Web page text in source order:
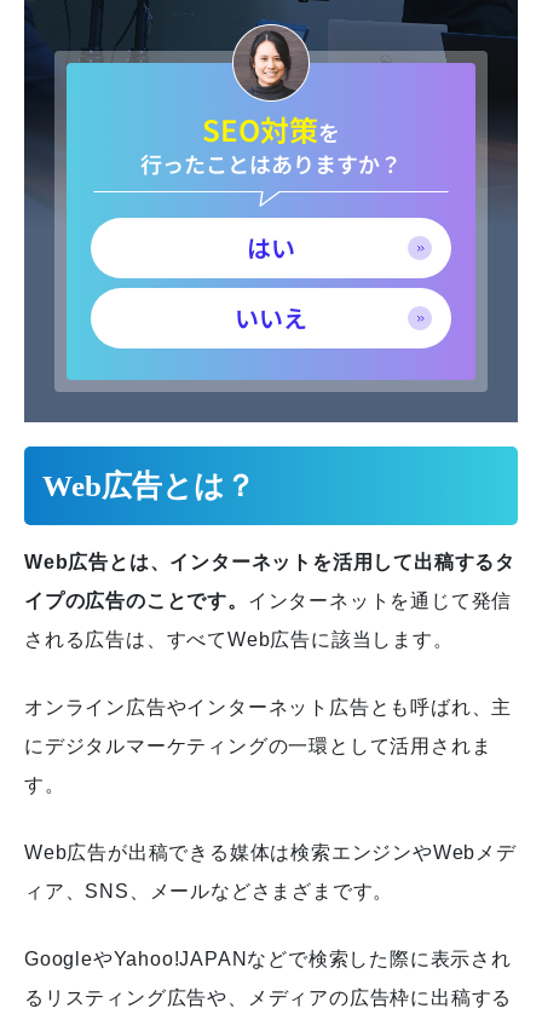
SEO対策を
行ったことはありますか？
はい
いいえ
Web広告とは？
Web広告とは、インターネットを活用して出稿するタ
イプの広告のことです。 インターネットを通じて発信
される広告は、すべてWeb広告に該当します。
オンライン広告やインターネット広告とも呼ばれ、主
にデジタルマーケティングの一環として活用されま
す。
Web広告が出稿できる媒体は検索エンジンやWebメデ
ィア、SNS、メールなどさまざまです。
GoogleやYahoo!JAPANなどで検索した際に表示され
るリスティング広告や、メディアの広告枠に出稿する